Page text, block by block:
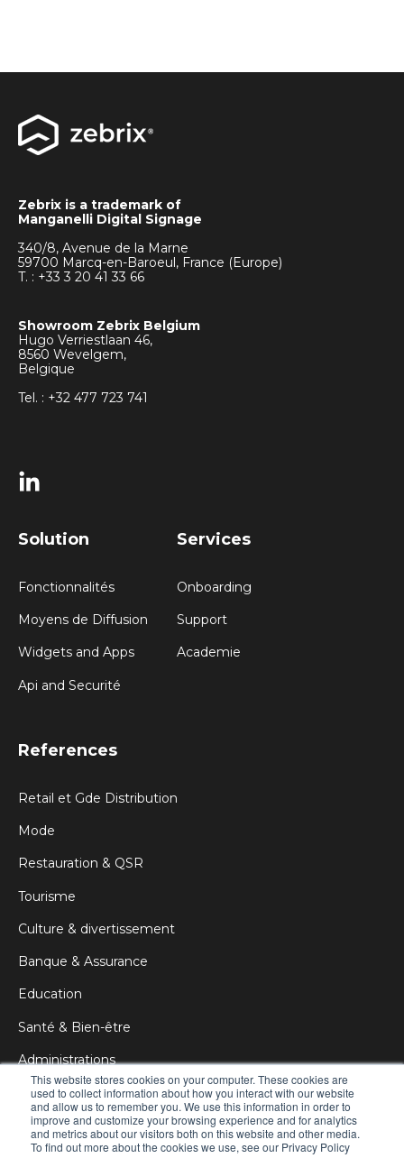
This website stores cookies on your computer. These cookies are
used to collect information about how you interact with our website
and allow us to remember you. We use this information in order to
improve and customize your browsing experience and for analytics
and metrics about our visitors both on this website and other media.
To find out more about the cookies we use, see our Privacy Policy
Zebrix is a trademark of
Manganelli Digital Signage
340/8, Avenue de la Marne
59700 Marcq-en-Baroeul, France (Europe)
T. : +333 20 41 33 66
Showroom Zebrix Belgium
Hugo Verriestlaan 46,
8560 Wevelgem,
Belgique
Tel. : +32 477 723 741
Solution
Fonctionnalités
Moyens de Diffusion
Widgets and Apps
Api and Securité
Services
Onboarding
Support
Academie
References
Retail et Gde Distribution
Mode
Restauration & QSR
Tourisme
Culture & divertissement
Banque & Assurance
Education
Santé & Bien-être
Administrations
Corporate
Publicité & DOOH